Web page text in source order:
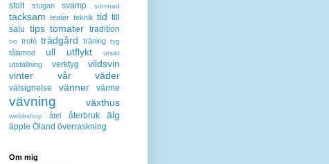
stolt stugan svamp sömnad
tacksam teater teknik tid till
salu tips tomater tradition
tro trofé trädgård träning tyg
tålamod ull utflykt utsikt
utställning verktyg
vildsvin
vinter
vår väder
välsignelse vänner värme
vävning växthus
webbshop åtel återbruk älg
äpple Öland överraskning
Om mig